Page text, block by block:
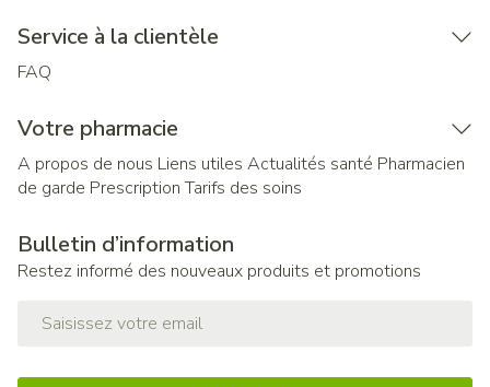
Service à la clientèle
FAQ
Votre pharmacie
A propos de nous Liens utiles Actualités santé Pharmacien
de garde Prescription Tarifs des soins
Bulletin d’information
Restez informé des nouveaux produits et promotions